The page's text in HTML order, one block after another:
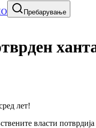
Пребарување
власти